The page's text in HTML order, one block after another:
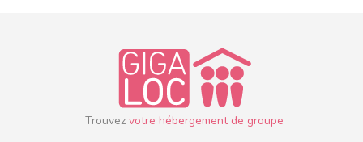
Trouvezvotre hébergement de groupe